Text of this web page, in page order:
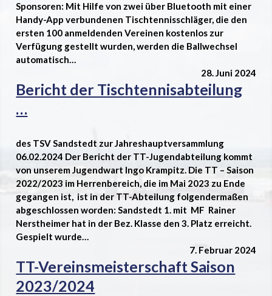
Sponsoren: Mit Hilfe von zwei über Bluetooth mit einer
Handy-App verbundenen Tischtennisschläger, die den
ersten 100 anmeldenden Vereinen kostenlos zur
Verfügung gestellt wurden, werden die Ballwechsel
automatisch…
28. Juni 2024
Bericht der Tischtennisabteilung
…
des TSV Sandstedt zur Jahreshauptversammlung
06.02.2024 Der Bericht der TT-Jugendabteilung kommt
von unserem Jugendwart Ingo Krampitz. Die TT – Saison
2022/2023 im Herrenbereich, die im Mai 2023 zu Ende
gegangen ist, ist in der TT-Abteilung folgendermaßen
abgeschlossen worden: Sandstedt 1. mit MF Rainer
Nerstheimer hat in der Bez. Klasse den 3. Platz erreicht.
Gespielt wurde…
7. Februar 2024
TT-Vereinsmeisterschaft Saison
2023/2024